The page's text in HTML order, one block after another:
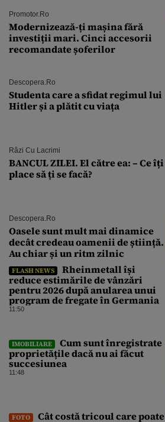
Promotor.ro
Modernizează-ți mașina fără
investiții mari. Cinci accesorii
recomandate șoferilor
Descopera.ro
Studenta care a sfidat regimul lui
Hitler și a plătit cu viața
Râzi Cu Lacrimi
BANCUL ZILEI. El către ea: – Ce îți
place să ți se facă?
Descopera.ro
Oasele sunt mult mai dinamice
decât credeau oamenii de știință.
Au chiar și un ritm zilnic
FLASH NEWS
Rheinmetall își
reduce estimările de vânzări
pentru 2026 după anularea unui
program de fregate în Germania
11:50
IMOBILIARE
Cum sunt înregistrate
proprietățile dacă nu ai făcut
succesiunea
11:48
FOTO
Cât costă tricoul care poate